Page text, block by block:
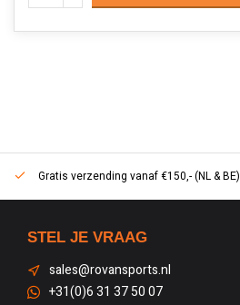
Gratis verzending vanaf €150,- (NL & BE)
STEL JE VRAAG
sales@rovansports.nl
+31(0)6 31 37 50 07